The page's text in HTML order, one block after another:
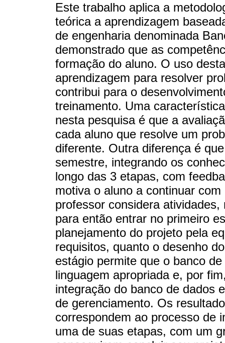
Este trabalho aplica a
teórica a aprendizagem
de engenharia denominada
demonstrado que as
formação do aluno. O uso
aprendizagem para resolver
contribui para o
treinamento. Uma
nesta pesquisa é que a
cada aluno que resolve um
diferente. Outra diferença é
semestre, integrando os
longo das 3 etapas, com
motiva o aluno a continuar
professor considera
para então entrar no primeiro
planejamento do projeto pela
requisitos, quanto o desenho
estágio permite que o banco
linguagem apropriada e, por
integração do banco de dados
de gerenciamento. Os
correspondem ao processo de
uma de suas etapas, com um